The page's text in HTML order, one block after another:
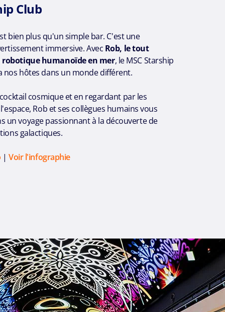
Club
bien plus qu'un simple bar. C'est une
immersive. Avec Rob, le tout
humanoïde en mer, le MSC Starship
nos hôtes dans un monde différent.
cosmique et en regardant par les
Rob et ses collègues humains vous
un voyage passionnant à la découverte de
galactiques.
|Voir l'infographie